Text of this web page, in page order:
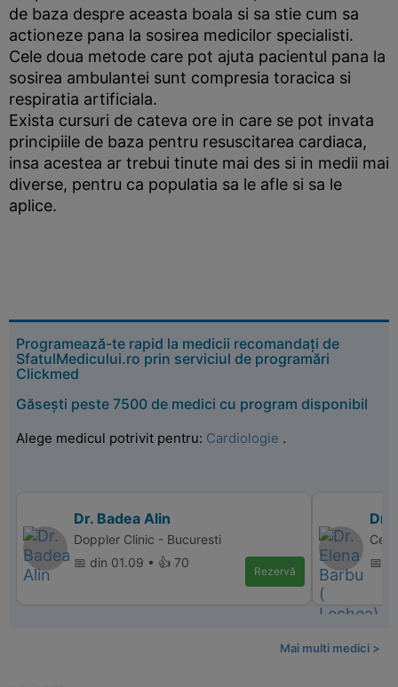
de baza despre aceasta boala si sa stie cum sa
actioneze pana la sosirea medicilor specialisti.
Cele doua metode care pot ajuta pacientul pana la
sosirea ambulantei sunt compresia toracica si
respiratia artificiala.
Exista cursuri de cateva ore in care se pot invata
principiile de baza pentru resuscitarea cardiaca,
insa acestea ar trebui tinute mai des si in medii mai
diverse, pentru ca populatia sa le afle si sa le
aplice.
Programează-te rapid la medicii recomandați de
SfatulMedicului.ro prin serviciul de programări
Clickmed
Găsești peste 7500 de medici cu program disponibil
Alege medicul potrivit pentru: Cardiologie .
Dr. Badea Alin
Doppler Clinic - Bucuresti
📅 din 01.09 • 👍 70
Rezervă
Dr.
📅
Mai multi medici >